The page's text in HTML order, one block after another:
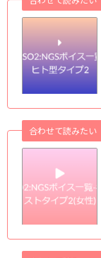
合わせて読みたい